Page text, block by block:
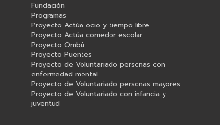
Fundación
Programas
Proyecto Actúa ocio y tiempo libre
Proyecto Actúa comedor escolar
Proyecto Ombú
Proyecto Puentes
Proyecto de Voluntariado personas con
enfermedad mental
Proyecto de Voluntariado personas mayores
Proyecto de Voluntariado con infancia y
juventud